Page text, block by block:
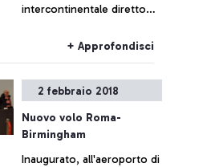
intercontinentale diretto
– Oakland operato da
Norwegian.
+ Approfondisci
2 febbraio 2018
Nuovo volo Roma-
Birmingham
Inaugurato, all'aeroporto di